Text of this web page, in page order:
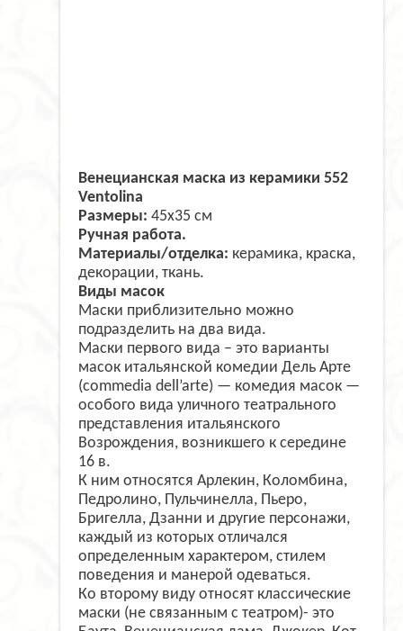
Венецианская маска из керамики 552
Ventolina
Размеры: 45x35 см
Ручная работа.
Материалы/отделка: керамика, краска,
декорации, ткань.
Виды масок
Маски приблизительно можно
подразделить на два вида.
Маски первого вида – это варианты
масок итальянской комедии Дель Арте
(commedia dell’arte) — комедия масок —
особого вида уличного театрального
представления итальянского
Возрождения, возникшего к середине
16 в.
К ним относятся Арлекин, Коломбина,
Педролино, Пульчинелла, Пьеро,
Бригелла, Дзанни и другие персонажи,
каждый из которых отличался
определенным характером, стилем
поведения и манерой одеваться.
Ко второму виду относят классические
маски (не связанным с театром)- это